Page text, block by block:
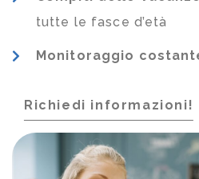
tutte le fasce d’età
Monitoraggio
Richiedi informazioni!